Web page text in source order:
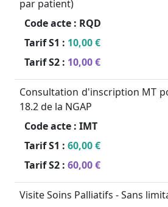
par patient)
Code acte : RQD
Tarif S1 : 10,00 €
Tarif S2 : 10,00 €
Consultation d'inscription MT
18.2 de la NGAP
Code acte : IMT
Tarif S1 : 60,00 €
Tarif S2 : 60,00 €
Visite Soins Palliatifs - Sans